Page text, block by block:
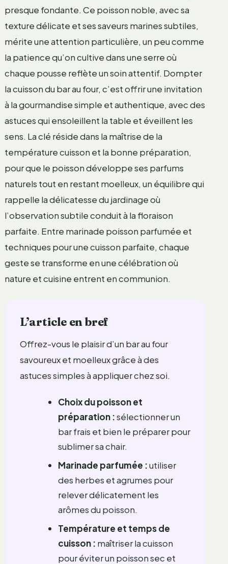
presque fondante. Ce poisson noble, avec sa
texture délicate et ses saveurs marines subtiles,
mérite une attention particulière, un peu comme
la patience qu’on cultive dans une serre où
chaque pousse reflète un soin attentif. Dompter
la cuisson du bar au four, c’est offrir une invitation
à la gourmandise simple et authentique, avec des
astuces qui ensoleillent la table et éveillent les
sens. La clé réside dans la maîtrise de la
température cuisson et la bonne préparation,
pour que le poisson développe ses parfums
naturels tout en restant moelleux, un équilibre qui
rappelle la délicatesse du jardinage où
l’observation subtile conduit à la floraison
parfaite. Entre marinade poisson parfumée et
techniques pour une cuisson parfaite, chaque
geste se transforme en une célébration où
nature et cuisine entrent en communion.
L’article en bref
Offrez-vous le plaisir d’un bar au four
savoureux et moelleux grâce à des
astuces simples à appliquer chez soi.
Choix du poisson et
préparation :sélectionner un
bar frais et bien le préparer pour
sublimer sa chair.
Marinade parfumée :utiliser
des herbes et agrumes pour
relever délicatement les
arômes du poisson.
Température et temps de
cuisson : maîtriser la cuisson
pour éviter un poisson sec et